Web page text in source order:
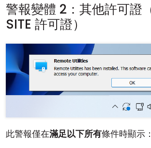
警報變體 2：其他許可證
SITE 許可證）
此警報僅在滿足以下所有條件時顯示：